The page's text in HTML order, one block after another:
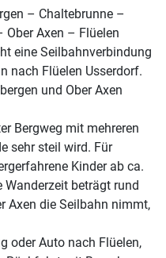
– Chaltebrunne –
Ober Axen – Flüelen
eine Seilbahnverbindung
nach Flüelen Usserdorf.
und Ober Axen
Bergweg mit mehreren
sehr steil wird. Für
Kinder ab ca.
Wanderzeit beträgt rund
Axen die Seilbahn nimmt,
oder Auto nach Flüelen,